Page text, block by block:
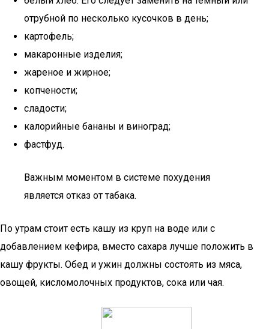
отрубной по несколько кусочков в день;
картофель;
макаронные изделия;
жареное и жирное;
копчености;
сладости;
калорийные бананы и виноград;
фастфуд.
Важным моментом в системе похудения
является отказ от табака.
По утрам стоит есть кашу из круп на воде или с
добавлением кефира, вместо сахара лучше положить в
кашу фрукты. Обед и ужин должны состоять из мяса,
овощей, кисломолочных продуктов, сока или чая.